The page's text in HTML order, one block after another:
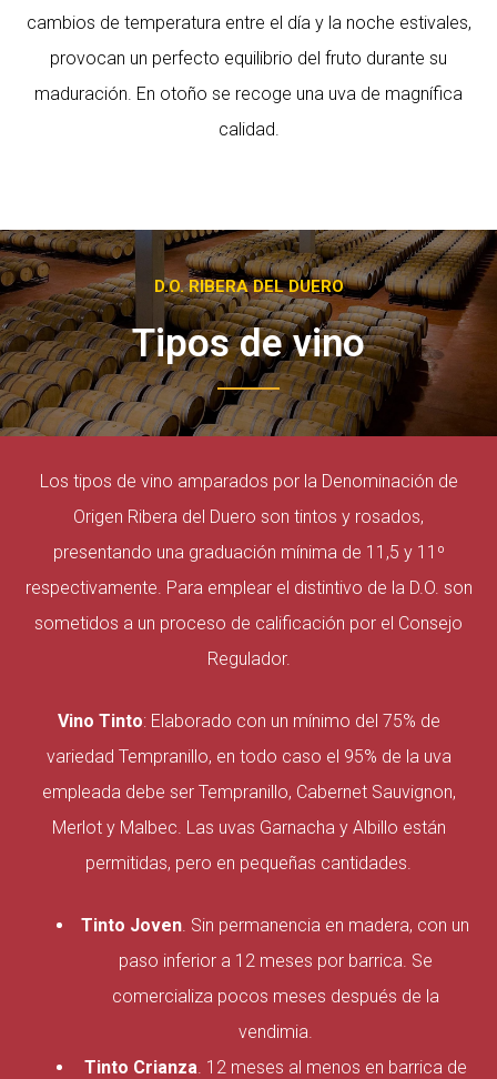
cambios de temperatura entre el día y la noche estivales,
provocan un perfecto equilibrio del fruto durante su
maduración. En otoño se recoge una uva de magnífica
calidad.
D.O. RIBERA DEL DUERO
Tipos de vino
Los tipos de vino amparados por la Denominación de
Origen Ribera del Duero son tintos y rosados,
presentando una graduación mínima de 11,5 y 11º
respectivamente. Para emplear el distintivo de la D.O. son
sometidos a un proceso de calificación por el Consejo
Regulador.
Vino Tinto: Elaborado con un mínimo del 75% de
variedad Tempranillo, en todo caso el 95% de la uva
empleada debe ser Tempranillo, Cabernet Sauvignon,
Merlot y Malbec. Las uvas Garnacha y Albillo están
permitidas, pero en pequeñas cantidades.
Tinto Joven. Sin permanencia en madera, con un
paso inferior a 12 meses por barrica. Se
comercializa pocos meses después de la
vendimia.
Tinto Crianza. 12 meses al menos en barrica de